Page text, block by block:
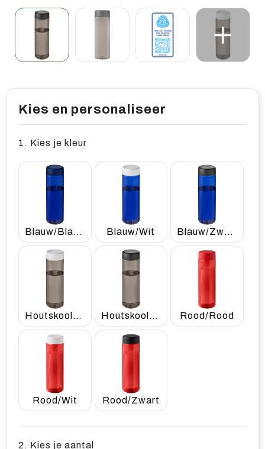
Kies en personaliseer
1. Kies je kleur
Blauw/Blauw Blauw/Wit Blauw/Zwart
Houtskool/Wit Houtskool/Zwart Rood/Rood
Rood/Wit Rood/Zwart
2. Kies je aantal